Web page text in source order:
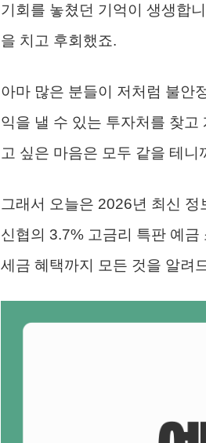
기회를 놓쳤던 기억이 생생합
을 치고 후회했죠.
아마 많은 분들이 저처럼 불안
익을 낼 수 있는 투자처를 찾고
고 싶은 마음은 모두 같을 테니
그래서 오늘은 2026년 최신
신협의 3.7% 고금리 특판 예
세금 혜택까지 모든 것을 알려